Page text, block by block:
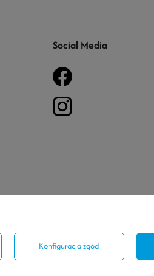
Social Media
Konfiguracja zgód